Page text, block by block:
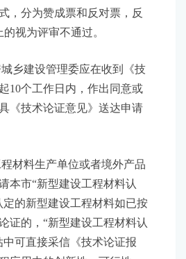
，分为赞成票和反对票，反
视为评审不通过。
乡建设管理委应在收到《技
10个工作日内，作出同意或
《技术论证意见》送达申请
材料生产单位或者境外产品
本市“新型建设工程材料认
定的新型建设工程材料如已按
证的，“新型建设工程材料认
中可直接采信《技术论证报